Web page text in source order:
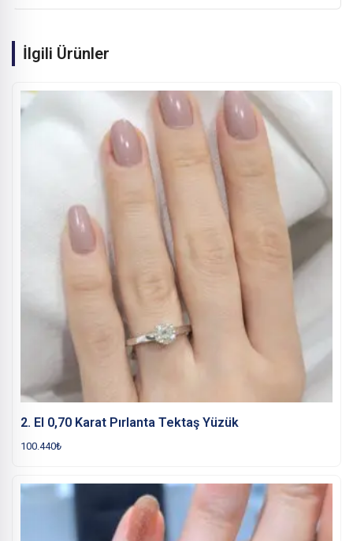
İlgili Ürünler
2. El 0,70 Karat Pırlanta Tektaş Yüzük
100.440₺